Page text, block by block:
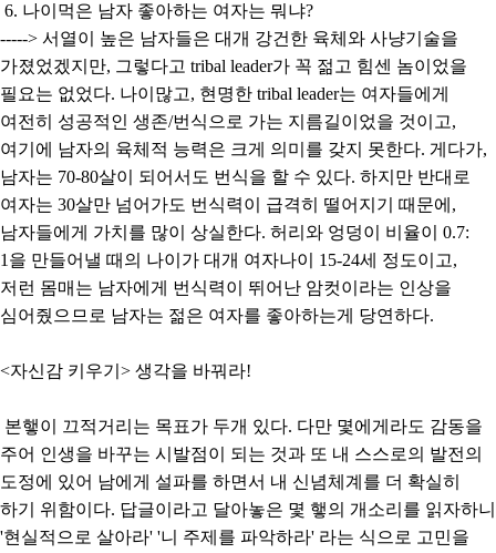
6. 나이먹은 남자 좋아하는 여자는 뭐냐?
-----> 서열이 높은 남자들은 대개 강건한 육체와 사냥기술을
가졌었겠지만, 그렇다고 tribal leader가 꼭 젊고 힘센 놈이었을
필요는 없었다. 나이많고, 현명한 tribal leader는 여자들에게
여전히 성공적인 생존/번식으로 가는 지름길이었을 것이고,
여기에 남자의 육체적 능력은 크게 의미를 갖지 못한다. 게다가,
남자는 70-80살이 되어서도 번식을 할 수 있다. 하지만 반대로
여자는 30살만 넘어가도 번식력이 급격히 떨어지기 때문에,
남자들에게 가치를 많이 상실한다. 허리와 엉덩이 비율이 0.7:
1을 만들어낼 때의 나이가 대개 여자나이 15-24세 정도이고,
저런 몸매는 남자에게 번식력이 뛰어난 암컷이라는 인상을
심어줬으므로 남자는 젊은 여자를 좋아하는게 당연하다.
<자신감 키우기> 생각을 바꿔라!
본햏이 끄적거리는 목표가 두개 있다. 다만 몇에게라도 감동을
주어 인생을 바꾸는 시발점이 되는 것과 또 내 스스로의 발전의
도정에 있어 남에게 설파를 하면서 내 신념체계를 더 확실히
하기 위함이다. 답글이라고 달아놓은 몇 햏의 개소리를 읽자하니
'현실적으로 살아라' '니 주제를 파악하라' 라는 식으로 고민을